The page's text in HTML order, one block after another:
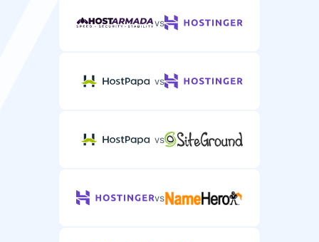
годин
годин
Захист від DDoS-атак на ваш сервер.
Підтримка
vs
vs
vs
vs